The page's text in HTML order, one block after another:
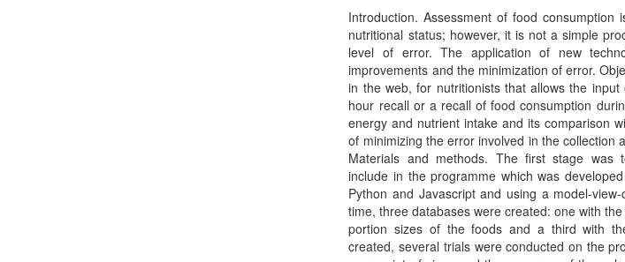
Introduction. Assessment of food consumption
nutritional status; however, it is not a simple
level of error. The application of new
improvements and the minimization of error.
in the web, for nutritionists that allows the
hour recall or a recall of food consumption
energy and nutrient intake and its comparison
of minimizing the error involved in the collection
Materials and methods. The first stage was
include in the programme which was
Python and Javascript and using a model-
time, three databases were created: one with
portion sizes of the foods and a third with
created, several trials were conducted on the